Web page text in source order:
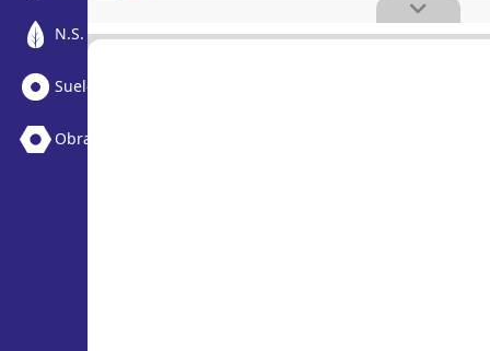
N.S. Medioambiental
Suelo Vacante + Obras
Obras